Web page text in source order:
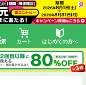
索 カート はじめての方へ